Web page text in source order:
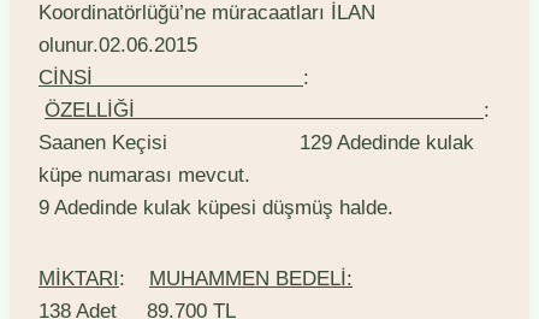
Koordinatörlüğü’ne müracaatları İLAN
olunur.02.06.2015
CİNSİ :
ÖZELLİĞİ :
Saanen Keçisi 129 Adedinde kulak
küpe numarası mevcut.
9 Adedinde kulak küpesi düşmüş halde.
MİKTARI: MUHAMMEN BEDELİ:
138 Adet 89.700 TL